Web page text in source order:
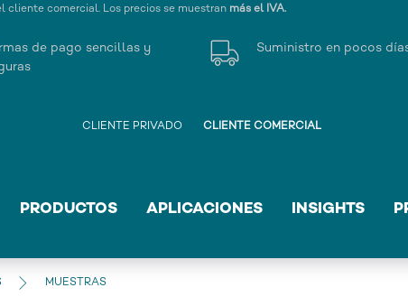
cliente comercial. Los precios se muestran más el IVA.
de pago sencillas y
Suministro en pocos
CLIENTE PRIVADO CLIENTE COMERCIAL
PRODUCTOS APLICACIONES INSIGHTS
MUESTRAS